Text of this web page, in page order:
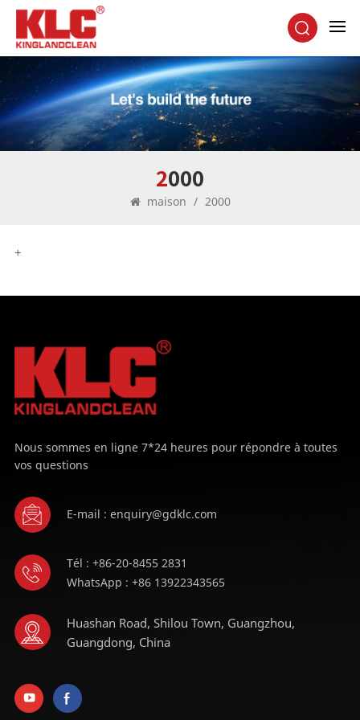
2000
maison / 2000
+
Nous sommes en ligne 7*24 heures pour répondre à toutes
vos questions
E-mail : enquiry@gdklc.com
Tél : +86-20-8455 2831
WhatsApp : +86 13922343565
Huashan Road, Shilou Town, Guangzhou,
Guangdong, China